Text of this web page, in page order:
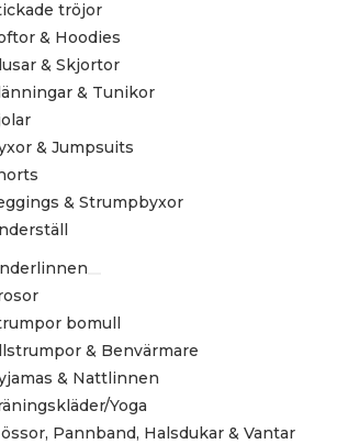
tröjor
& Hoodies
& Skjortor
& Tunikor
& Jumpsuits
& Strumpbyxor
bomull
& Benvärmare
& Nattlinnen
Yoga
Pannband, Halsdukar & Vantar